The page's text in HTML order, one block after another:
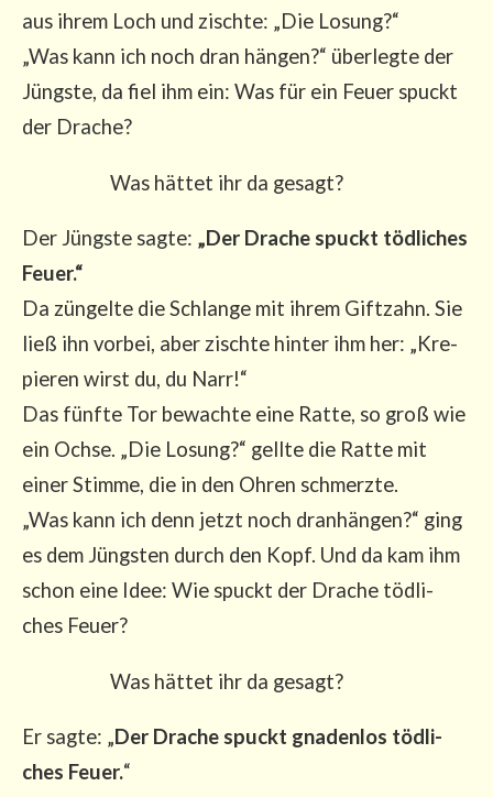
aus ihrem Loch und zisch­te: „Die Losung?“
„Was kann ich noch dran hän­gen?“ über­leg­te der
Jüngs­te, da fiel ihm ein: Was für ein Feu­er spuckt
der Drache?
Was hät­tet ihr da gesagt?
Der Jüngs­te sag­te: „Der Dra­che spuckt töd­li­ches
Feu­er.“
Da zün­gel­te die Schlan­ge mit ihrem Gift­zahn. Sie
ließ ihn vor­bei, aber zisch­te hin­ter ihm her: „Kre­
pie­ren wirst du, du Narr!“
Das fünf­te Tor bewach­te eine Rat­te, so groß wie
ein Och­se. „Die Losung?“ gell­te die Rat­te mit
einer Stim­me, die in den Ohren schmerz­te.
„Was kann ich denn jetzt noch dran­hän­gen?“ ging
es dem Jüngs­ten durch den Kopf. Und da kam ihm
schon eine Idee: Wie spuckt der Dra­che töd­li­
ches Feuer?
Was hät­tet ihr da gesagt?
Er sag­te: „Der Dra­che spuckt gna­den­los töd­li­
ches Feu­er.“